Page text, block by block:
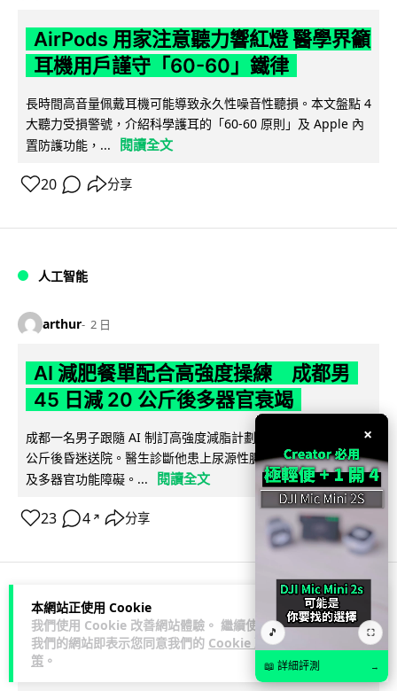
本網站正使用 Cookie
我們使用 Cookie 改善網站體驗。 繼續使用
我們的網站即表示您同意我們的 Cookie 政
策 。
AirPods 用家注意聽力響紅燈 醫學界籲
耳機用戶謹守「60-60」鐵律
長時間高音量佩戴耳機可能導致永久性噪音性聽損。本文盤點 4
大聽力受損警號，介紹科學護耳的「60-60 原則」及 Apple 內
置防護功能，...
閱讀全文
20 分享
人工智能
arthur 2 日
AI 減肥餐單配合高強度操練 成都男
45 日減 20 公斤後多器官衰竭
成都一名男子跟隨 AI 制訂高強度減脂計劃，45 日內減去約 20
公斤後昏迷送院。醫生診斷他患上尿源性膿毒症、膿毒性休克
及多器官功能障礙。...
閱讀全文
23 4 ↗ 分享
3C科技 家居無線 影音產品
Vin
×
🎵 ⛶
📖 詳細評測 →